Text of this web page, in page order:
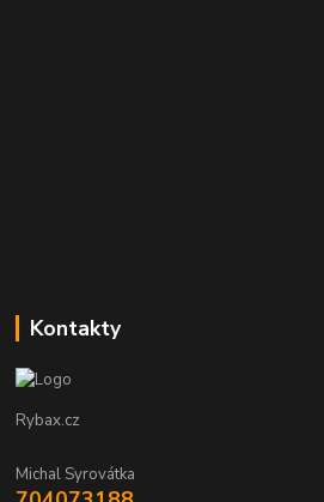
Kontakty
Rybax.cz
Michal Syrovátka